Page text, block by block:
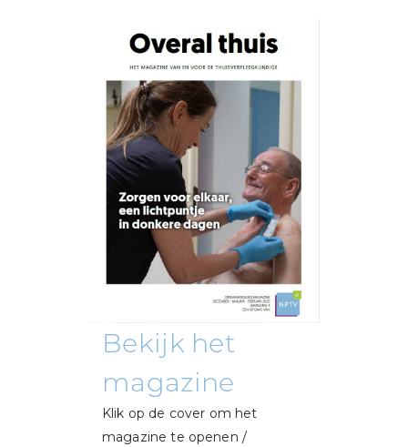
Bekijk het
magazine
Klik op de cover om het
magazine te openen /